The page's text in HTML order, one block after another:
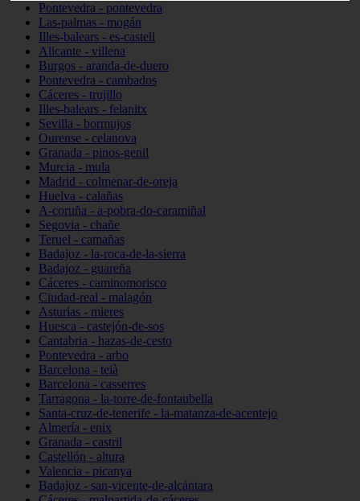
Pontevedra - pontevedra
Las-palmas - mogán
Illes-balears - es-castell
Alicante - villena
Burgos - aranda-de-duero
Pontevedra - cambados
Cáceres - trujillo
Illes-balears - felanitx
Sevilla - bormujos
Ourense - celanova
Granada - pinos-genil
Murcia - mula
Madrid - colmenar-de-oreja
Huelva - calañas
A-coruña - a-pobra-do-caramiñal
Segovia - chañe
Teruel - camañas
Badajoz - la-roca-de-la-sierra
Badajoz - guareña
Cáceres - caminomorisco
Ciudad-real - malagón
Asturias - mieres
Huesca - castejón-de-sos
Cantabria - hazas-de-cesto
Pontevedra - arbo
Barcelona - teià
Barcelona - casserres
Tarragona - la-torre-de-fontaubella
Santa-cruz-de-tenerife - la-matanza-de-acentejo
Almería - enix
Granada - castril
Castellón - altura
Valencia - picanya
Badajoz - san-vicente-de-alcántara